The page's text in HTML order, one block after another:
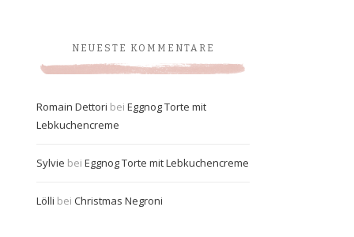
NEUESTE KOMMENTARE
Romain Dettori bei Eggnog Torte mit
Lebkuchencreme
Sylvie bei Eggnog Torte mit Lebkuchencreme
Lölli bei Christmas Negroni